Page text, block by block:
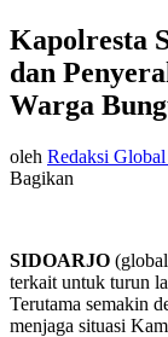
Kapolresta
dan
Warga
oleh Redaksi
Bagikan
SIDOARJO
terkait untuk turun
Terutama semakin
menjaga situasi